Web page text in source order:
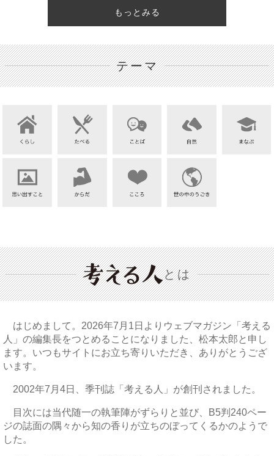
もっとみる
テーマ
とは
はじめまして。2026年7月1日よりウェブマガジン「考える
人」の編集長をつとめることになりました、松本太郎と申し
ます。いつもサイトにお立ち寄りいただき、ありがとうござ
います。
2002年7月4日、季刊誌「考える人」が創刊されました。
目次には当代随一の執筆陣がずらりと並び、B5判240ペー
ジの誌面の隅々から知の香りが立ちのぼってくるかのようで
した。